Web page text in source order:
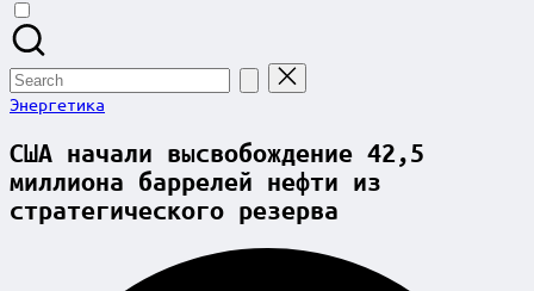
Search
for:
Posted
Энергетика
США начали высвобождение 42,5
миллиона баррелей нефти из
стратегического резерва